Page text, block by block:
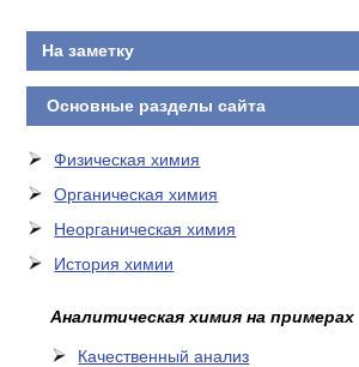
На заметку
Основные разделы сайта
Физическая химия
Органическая химия
Неорганическая химия
История химии
Аналитическая химия на примерах
Качественный анализ